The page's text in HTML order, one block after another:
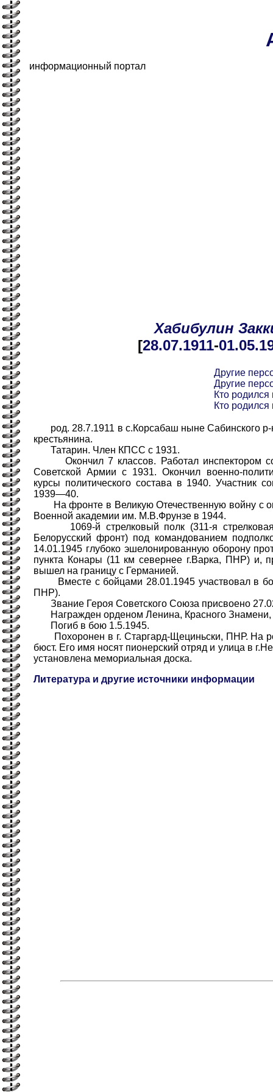
информационный портал
Хабибулин
[28.07.1911-01.05
Другие
Другие
Кто родился
Кто родился
род. 28.7.1911 в с.Корсабаш ныне Сабинского
крестьянина.
Татарин. Член КПСС с 1931.
Окончил 7 классов. Работал инспектором
Советской Армии с 1931. Окончил военно-
курсы политического состава в 1940. Участник
1939—40.
На фронте в Великую Отечественную войну с
Военной академии им. М.В.Фрунзе в 1944.
1069-й стрелковый полк (311-я стрелковая
Белорусский фронт) под командованием
14.01.1945 глубоко эшелонированную оборону
пункта Конары (11 км севернее г.Варка, ПНР) и,
вышел на границу с Германией.
Вместе с бойцами 28.01.1945 участвовал в
ПНР).
Звание Героя Советского Союза присвоено
Награжден орденом Ленина, Красного
Погиб в бою 1.5.1945.
Похоронен в г. Старгард-Щециньски, ПНР. На
бюст. Его имя носят пионерский отряд и улица в
установлена мемориальная доска.
Литература и другие источники информации